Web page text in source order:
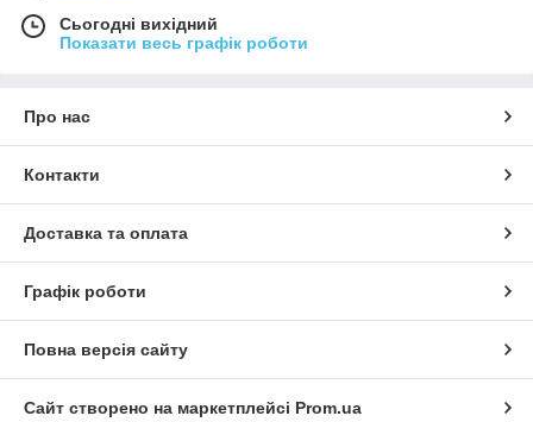
Сьогодні вихідний
Показати весь графік роботи
Про нас
Контакти
Доставка та оплата
Графік роботи
Повна версія сайту
Сайт створено на маркетплейсі Prom.ua